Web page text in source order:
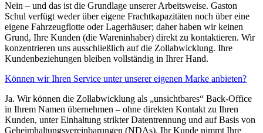
Nein – und das ist die Grundlage unserer Arbeitsweise. Gaston
Schul verfügt weder über eigene Frachtkapazitäten noch über eine
eigene Fahrzeugflotte oder Lagerhäuser; daher haben wir keinen
Grund, Ihre Kunden (die Wareninhaber) direkt zu kontaktieren. Wir
konzentrieren uns ausschließlich auf die Zollabwicklung. Ihre
Kundenbeziehungen bleiben vollständig in Ihrer Hand.
Können wir Ihren Service unter unserer eigenen Marke anbieten?
Ja. Wir können die Zollabwicklung als „unsichtbares“ Back-Office
in Ihrem Namen übernehmen – ohne direkten Kontakt zu Ihren
Kunden, unter Einhaltung strikter Datentrennung und auf Basis von
Geheimhaltungsvereinbarungen (NDAs). Ihr Kunde nimmt Ihre